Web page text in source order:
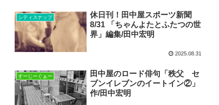
シティスナップ
休日刊！田中屋スポーツ新聞
8/31 「ちゃんよたとふたつの世
界」編集/田中宏明
2025.08.31
すーじーぐぁー
田中屋のロード俳句「秩父 セ
ブンイレブンのイートイン②」
作/田中宏明